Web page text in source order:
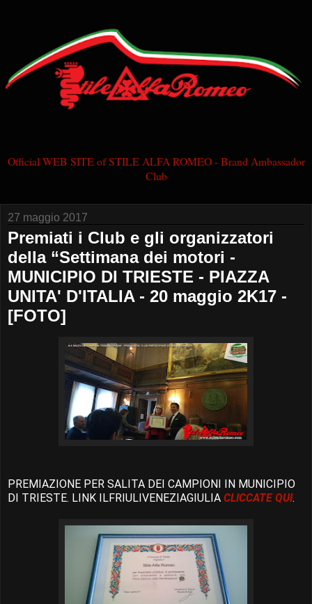
Official WEB SITE of STILE ALFA ROMEO - Brand Ambassador
Club
27 maggio 2017
Premiati i Club e gli organizzatori
della “Settimana dei motori -
MUNICIPIO DI TRIESTE - PIAZZA
UNITA' D'ITALIA - 20 maggio 2K17 -
[FOTO]
PREMIAZIONE PER SALITA DEI CAMPIONI IN MUNICIPIO
DI TRIESTE. LINK ILFRIULIVENEZIAGIULIA CLICCATE QUI.